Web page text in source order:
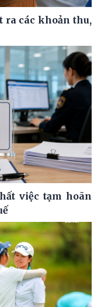
ra các khoản thu,
việc tạm hoãn